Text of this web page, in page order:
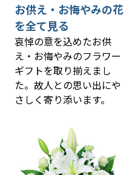
お供え・お悔やみの花
を全て見る
哀悼の意を込めたお供
え・お悔やみのフラワー
ギフトを取り揃えまし
た。故人との思い出にや
さしく寄り添います。